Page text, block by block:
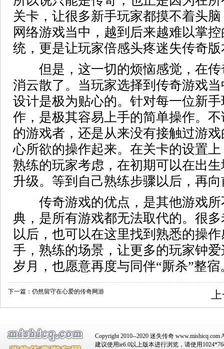
关卡，让很多新手玩家都摸不着头
网络游戏当中，越到后来越难以掌
统，更是让玩家倍感头疼迷失传奇
但是，这一切的烦恼感觉，在传
消云散了。当玩家选择到传奇游戏
设计是极为贴心的。针对每一位新
作，是极其容易上手的简单操作。
的游戏者，还是从来没有接触过游
心所欲的操作起来。在关卡的设置
熟练的玩家考虑，在初期可以在出
升级。等到自己熟练步骤以后，再
传奇游戏的优点，是其他游戏所
典，是所有游戏都无法取代的。很
以后，也可以在这里找到熟悉的操
手，熟练的场景，让更多的玩家钟
岁月，也愿意再度与同伴“厮杀”整宿
下一篇： 仍然留守在心爱的传奇网游
Copyright 2010--2020 迷失传奇 www.mishicq.com
建议使用ie6.0以上版本进行浏览，请使用